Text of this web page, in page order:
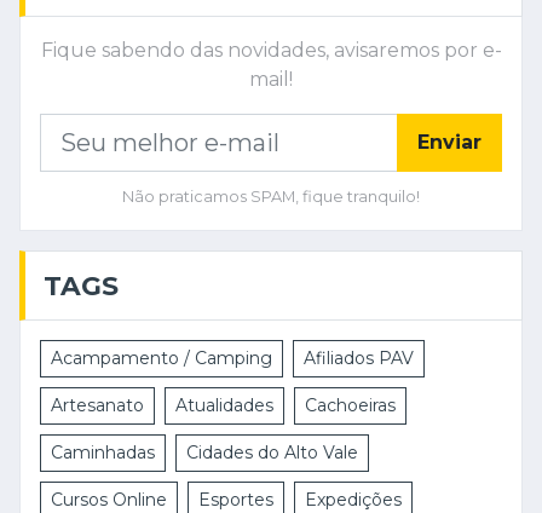
Fique sabendo das novidades, avisaremos por e-
mail!
Enviar
Não praticamos SPAM, fique tranquilo!
TAGS
Acampamento / Camping Afiliados PAV
Artesanato Atualidades Cachoeiras
Caminhadas Cidades do Alto Vale
Cursos Online Esportes Expedições